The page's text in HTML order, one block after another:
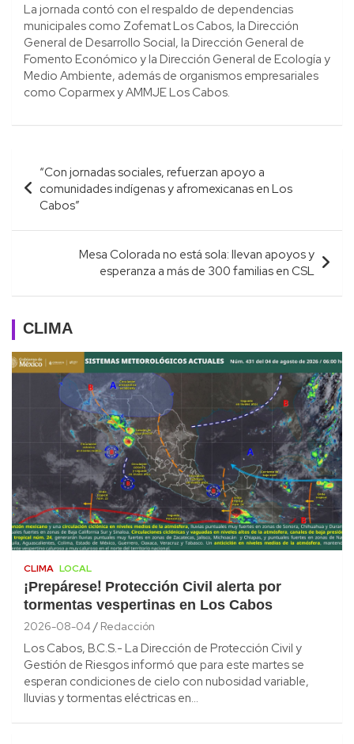
La jornada contó con el respaldo de dependencias
municipales como Zofemat Los Cabos, la Dirección
General de Desarrollo Social, la Dirección General de
Fomento Económico y la Dirección General de Ecología y
Medio Ambiente, además de organismos empresariales
como Coparmex y AMMJE Los Cabos.
Navegación
de
entradas
“Con jornadas sociales, refuerzan apoyo a
comunidades indígenas y afromexicanas en Los
Cabos”
Mesa Colorada no está sola: llevan apoyos y
esperanza a más de 300 familias en CSL
CLIMA
CLIMA LOCAL
¡Prepárese! Protección Civil alerta por
tormentas vespertinas en Los Cabos
2026-08-04 Redacción
Los Cabos, B.C.S.- La Dirección de Protección Civil y
Gestión de Riesgos informó que para este martes se
esperan condiciones de cielo con nubosidad variable,
lluvias y tormentas eléctricas en…